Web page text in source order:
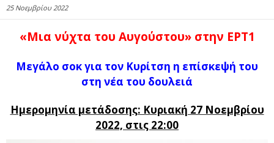
25 Νοεμβρίου 2022
«Μια νύχτα του Αυγούστου» στην ΕΡΤ1
Μεγάλο σοκ για τον Κυρίτση η επίσκεψή του
στη νέα του δουλειά
Ημερομηνία μετάδοσης: Κυριακή 27 Νοεμβρίου
2022, στις 22:00